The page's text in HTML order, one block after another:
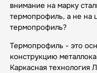
внимание на марку
термопрофиль, а не на
термопрофиль?
Термопрофиль - это
конструкцию
Каркасная технология